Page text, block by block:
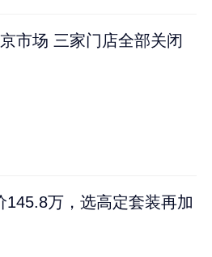
市场 三家门店全部关闭
145.8万，选高定套装再加